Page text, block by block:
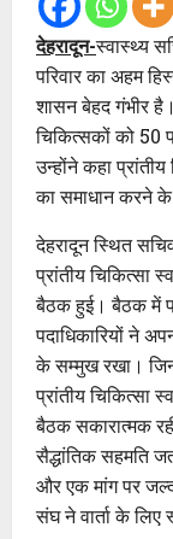
देहरादून-स्वास्थ्य
परिवार का अहम
शासन बेहद गंभीर
चिकित्सकों को 50
उन्होंने कहा
का समाधान करने के
देहरादून स्थित
प्रांतीय चिकित्सा
बैठक हुई। बैठक में
पदाधिकारियों ने
के सम्मुख रखा। जिन
प्रांतीय चिकित्सा
बैठक सकारात्मक
सैद्धांतिक सहमति
और एक मांग पर जल्द
संघ ने वार्ता के लिए